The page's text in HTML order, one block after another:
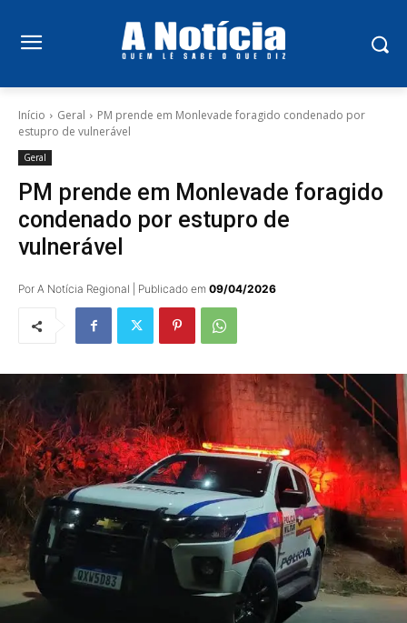
Início Geral
PM prende em Monlevade foragido condenado por
estupro de vulnerável
Geral
PM prende em Monlevade foragido
condenado por estupro de
vulnerável
Por A Notícia Regional | Publicado em 09/04/2026